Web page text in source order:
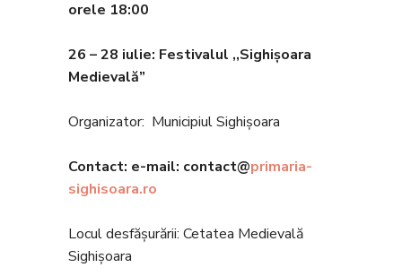
orele 18:00
26 – 28 iulie: Festivalul ,,Sighișoara
Medievală”
Organizator: Municipiul Sighișoara
Contact: e-mail: contact@primaria-
sighisoara.ro
Locul desfășurării: Cetatea Medievală
Sighișoara